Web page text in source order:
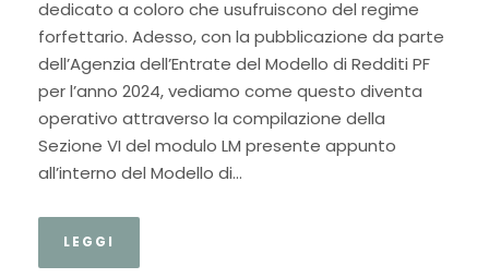
dedicato a coloro che usufruiscono del regime
forfettario. Adesso, con la pubblicazione da parte
dell’Agenzia dell’Entrate del Modello di Redditi PF
per l’anno 2024, vediamo come questo diventa
operativo attraverso la compilazione della
Sezione VI del modulo LM presente appunto
all’interno del Modello di...
LEGGI